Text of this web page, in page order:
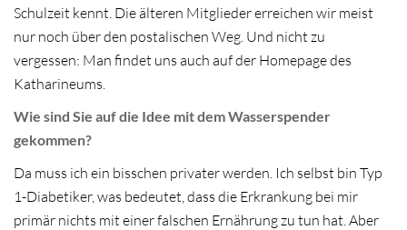
Schulzeit kennt. Die älteren Mitglieder erreichen wir meist
nur noch über den postalischen Weg. Und nicht zu
vergessen: Man findet uns auch auf der Homepage des
Katharineums.
Wie sind Sie auf die Idee mit dem Wasserspender
gekommen?
Da muss ich ein bisschen privater werden. Ich selbst bin Typ
1-Diabetiker, was bedeutet, dass die Erkrankung bei mir
primär nichts mit einer falschen Ernährung zu tun hat. Aber